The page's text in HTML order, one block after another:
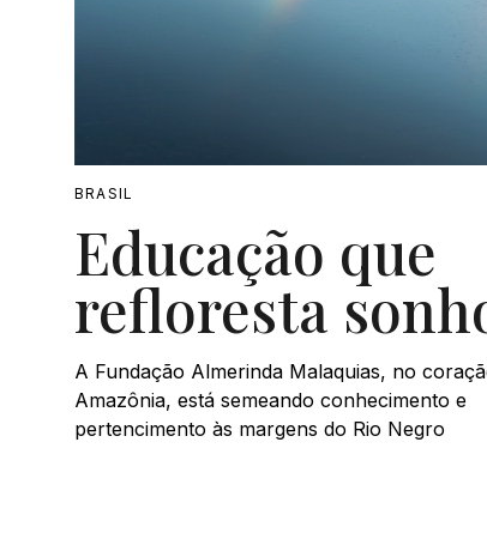
BRASIL
Educação que
refloresta
A Fundação Almerinda Malaquias, no
Amazônia, está semeando conhecimento e
pertencimento às margens do Rio Negro